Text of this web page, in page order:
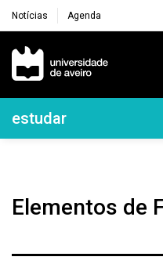
Notícias Agenda
Navegação
Navegação
estudar
Elementos de